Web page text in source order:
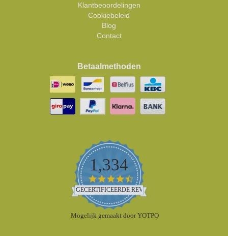
Klantbeoordelingen
Cookiebeleid
Blog
Contact
Betaalmethoden
1,334
4.5
star
rating
GECERTIFICEERDE REVIEWS
Mogelijk gemaakt door YOTPO